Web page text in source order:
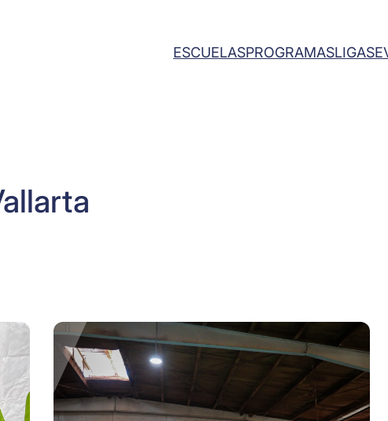
ESCUELASPROGRAMASLIGAS